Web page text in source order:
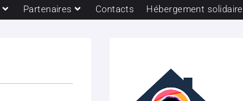
Partenaires Contacts Hébergement solidaire